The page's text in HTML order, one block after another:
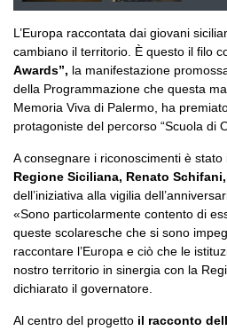
L’Europa raccontata dai giovani
cambiano il territorio. È questo il filo
Awards”, la manifestazione
della Programmazione che questa
Memoria Viva di Palermo, ha
protagoniste del percorso “Scuola di
A consegnare i riconoscimenti è stato
Regione Siciliana, Renato Schifani,
dell’iniziativa alla vigilia
«Sono particolarmente contento di
queste scolaresche che si sono
raccontare l’Europa e ciò che le
nostro territorio in sinergia con la
dichiarato il governatore.
Al centro del progetto il racconto